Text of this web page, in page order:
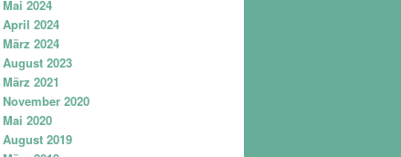
Mai 2024
April 2024
März 2024
August 2023
März 2021
November 2020
Mai 2020
August 2019